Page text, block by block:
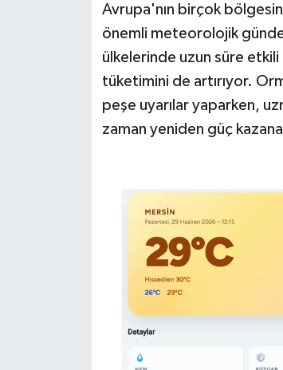
Avrupa'nın birçok
önemli meteorolojik
ülkelerinde uzun süre etkili
tüketimini de artırıyor.
peşe uyarılar yaparken,
zaman yeniden güç